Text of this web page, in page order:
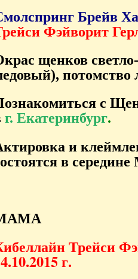
Брейв
Фэйворит
щенков
потомство
с
г. Екатеринбург.
и
в
Трейси
г.